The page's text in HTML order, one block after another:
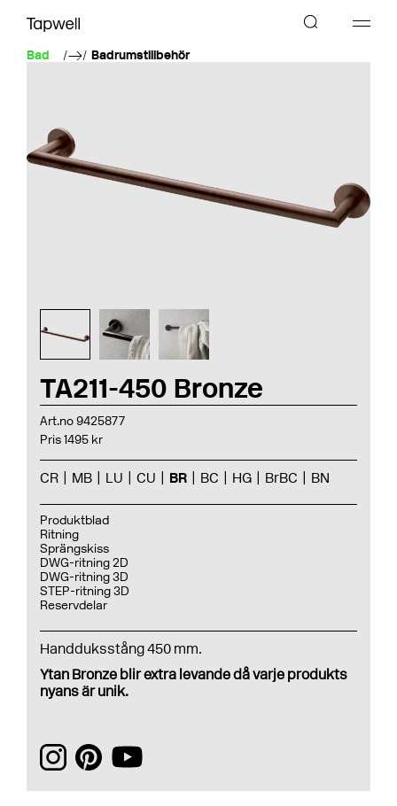
Bad Badrumstillbehör
TA211-450 Bronze
Art.no 9425877
Pris 1495 kr
CR MB LU CU BR BC HG BrBC BN
Produktblad
Ritning
Sprängskiss
DWG-ritning 2D
DWG-ritning 3D
STEP-ritning 3D
Reservdelar
Handduksstång 450 mm.
Ytan Bronze blir extra levande då varje produkts
nyans är unik.